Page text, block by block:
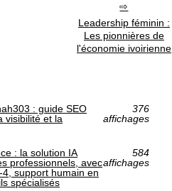
Leadership féminin :
Les pionnières de
l'économie ivoirienne
: guide SEO
visibilité et la
376
affichages
: la solution IA
professionnels, avec
support humain en
spécialisés
584
affichages